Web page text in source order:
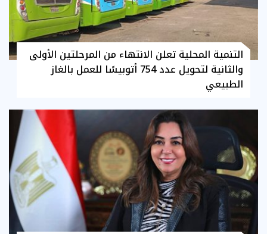
التنمية المحلية تعلن الانتهاء من المرحلتين الأولى
والثانية لتحويل عدد 754 أتوبيسًا للعمل بالغاز
الطبيعي